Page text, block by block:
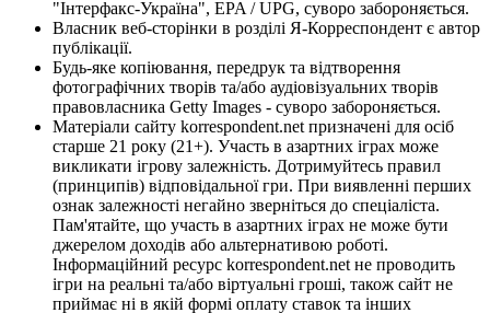
"Інтерфакс-Україна", EPA / UPG, суворо забороняється.
Власник веб-сторінки в розділі Я-Корреспондент є автор
публікації.
Будь-яке копіювання, передрук та відтворення
фотографічних творів та/або аудіовізуальних творів
правовласника Getty Images - суворо забороняється.
Матеріали сайту korrespondent.net призначені для осіб
старше 21 року (21+). Участь в азартних іграх може
викликати ігрову залежність. Дотримуйтесь правил
(принципів) відповідальної гри. При виявленні перших
ознак залежності негайно зверніться до спеціаліста.
Пам'ятайте, що участь в азартних іграх не може бути
джерелом доходів або альтернативою роботі.
Інформаційний ресурс korrespondent.net не проводить
ігри на реальні та/або віртуальні гроші, також сайт не
приймає ні в якій формі оплату ставок та інших